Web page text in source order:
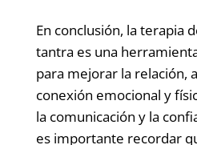
En conclusión, la terapia
tantra es una
para mejorar la relación,
conexión emocional y
la comunicación y la
es importante recordar